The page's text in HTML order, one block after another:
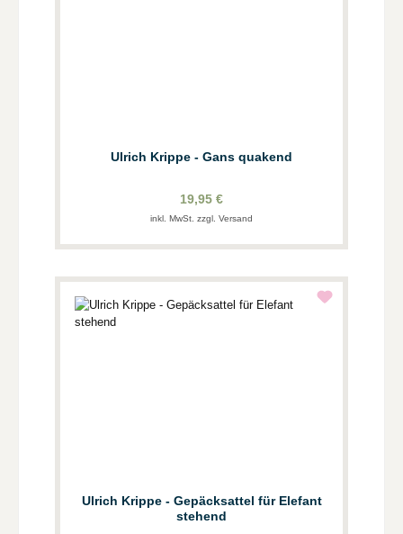
Ulrich Krippe - Gans quakend
19,95 €
inkl. MwSt. zzgl. Versand
Ulrich Krippe - Gepäcksattel für Elefant
stehend